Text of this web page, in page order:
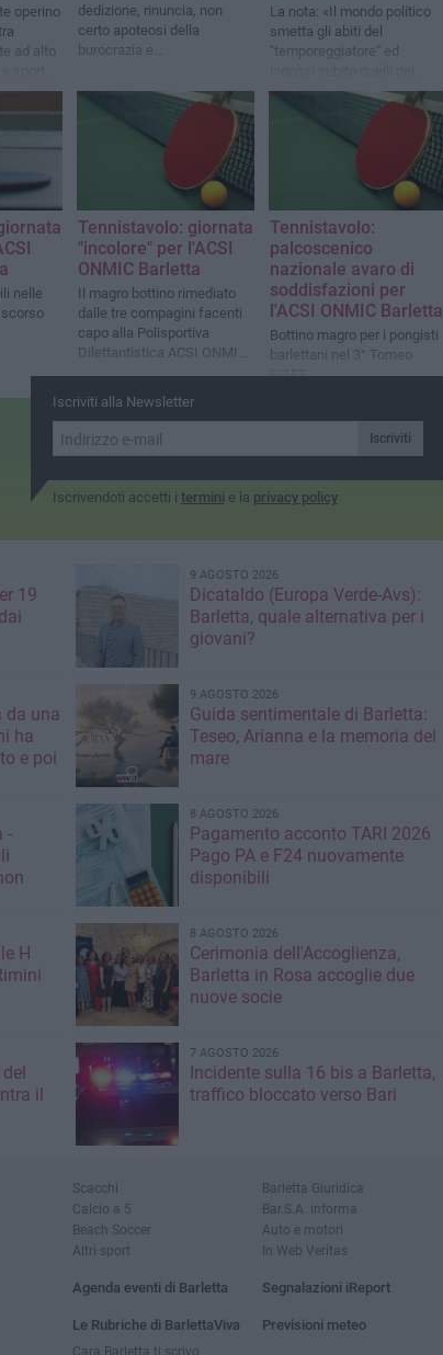
operino
ad alto
dedizione, rinuncia, non
certo apoteosi della
burocrazia e
La nota: «Il mondo politico
smetta gli abiti del
"temporeggiatore" ed
"soccorritore"»
nelle
Tennistavolo: giornata
"incolore" per l'ACSI
ONMIC Barletta
Il magro bottino rimediato
dalle tre compagini facenti
capo alla Polisportiva
Dilettantistica ACSI ONMIC
Tennistavolo:
palcoscenico
nazionale avaro di
soddisfazioni per
l'ACSI ONMIC Barletta
Bottino magro per i pongisti
barlettani nel 3° Torneo
FITET
Iscriviti alla Newsletter
Iscriviti
Iscrivendoti accetti i termini e la privacy policy
19
9 AGOSTO 2026
Dicataldo (Europa Verde-Avs):
Barletta, quale alternativa per i
giovani?
da una
ha
9 AGOSTO 2026
Guida sentimentale di Barletta:
Teseo, Arianna e la memoria del
mare
-
8 AGOSTO 2026
Pagamento acconto TARI 2026
Pago PA e F24 nuovamente
disponibili
H
8 AGOSTO 2026
Cerimonia dell'Accoglienza,
Barletta in Rosa accoglie due
nuove socie
il
7 AGOSTO 2026
Incidente sulla 16 bis a Barletta,
traffico bloccato verso Bari
Scacchi
Calcio a 5
Beach Soccer
Altri sport
Agenda eventi di Barletta
Le Rubriche di BarlettaViva
Cara Barletta ti scrivo
Barletta Giuridica
Bar.S.A. informa
Auto e motori
In Web Veritas
Segnalazioni iReport
Previsioni meteo